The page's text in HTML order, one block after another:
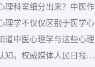
理科室细分出来？中医作
理学不仅仅区别于医学心
道中医心理学与这些心理
知。权威媒体人民日报发